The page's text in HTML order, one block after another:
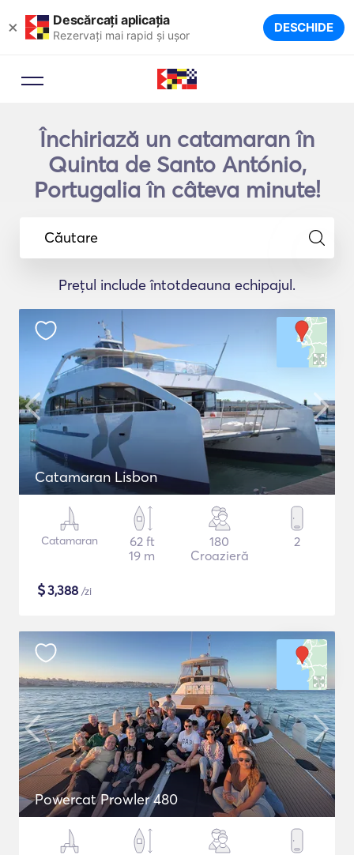
× Descărcați aplicația
Rezervați mai rapid și ușor DESCHIDE
Închiriază un catamaran în
Quinta de Santo António,
Portugalia în câteva minute!
Căutare
Prețul include întotdeauna echipajul.
Catamaran Lisbon
Catamaran
62 ft
19 m
180
Croazieră
2
$3,388 /zi
Powercat Prowler 480